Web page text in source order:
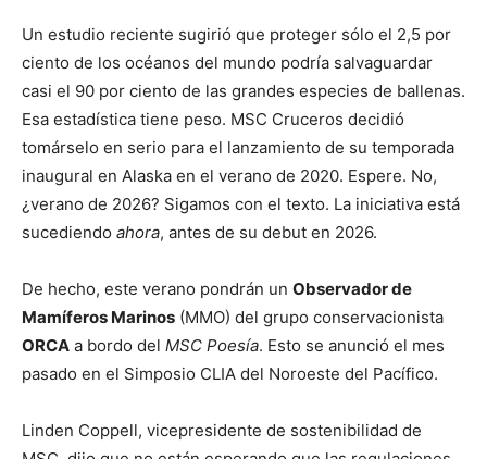
Un estudio reciente sugirió que proteger sólo el 2,5 por
ciento de los océanos del mundo podría salvaguardar
casi el 90 por ciento de las grandes especies de ballenas.
Esa estadística tiene peso. MSC Cruceros decidió
tomárselo en serio para el lanzamiento de su temporada
inaugural en Alaska en el verano de 2020. Espere. No,
¿verano de 2026? Sigamos con el texto. La iniciativa está
sucediendo ahora, antes de su debut en 2026.
De hecho, este verano pondrán un Observador de
Mamíferos Marinos (MMO) del grupo conservacionista
ORCA a bordo del MSC Poesía. Esto se anunció el mes
pasado en el Simposio CLIA del Noroeste del Pacífico.
Linden Coppell, vicepresidente de sostenibilidad de